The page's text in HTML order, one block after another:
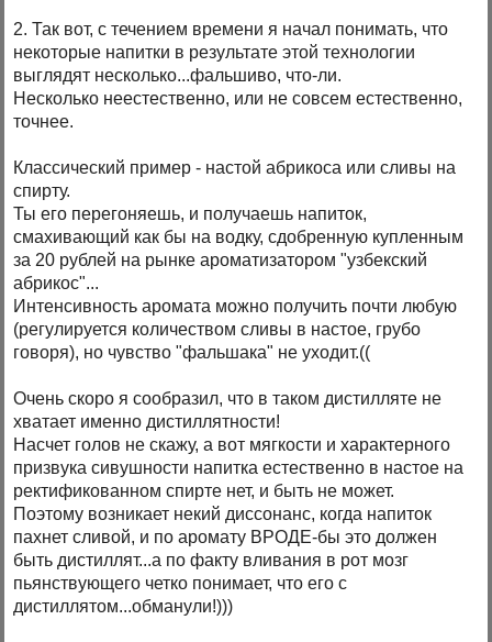
2. Так вот, с течением времени я начал понимать, что
некоторые напитки в результате этой технологии
выглядят несколько...фальшиво, что-ли.
Несколько неестественно, или не совсем естественно,
точнее.
Классический пример - настой абрикоса или сливы на
спирту.
Ты его перегоняешь, и получаешь напиток,
смахивающий как бы на водку, сдобренную купленным
за 20 рублей на рынке ароматизатором "узбекский
абрикос"...
Интенсивность аромата можно получить почти любую
(регулируется количеством сливы в настое, грубо
говоря), но чувство "фальшака" не уходит.((
Очень скоро я сообразил, что в таком дистилляте не
хватает именно дистиллятности!
Насчет голов не скажу, а вот мягкости и характерного
призвука сивушности напитка естественно в настое на
ректификованном спирте нет, и быть не может.
Поэтому возникает некий диссонанс, когда напиток
пахнет сливой, и по аромату ВРОДЕ-бы это должен
быть дистиллят...а по факту вливания в рот мозг
пьянствующего четко понимает, что его с
дистиллятом...обманули!)))